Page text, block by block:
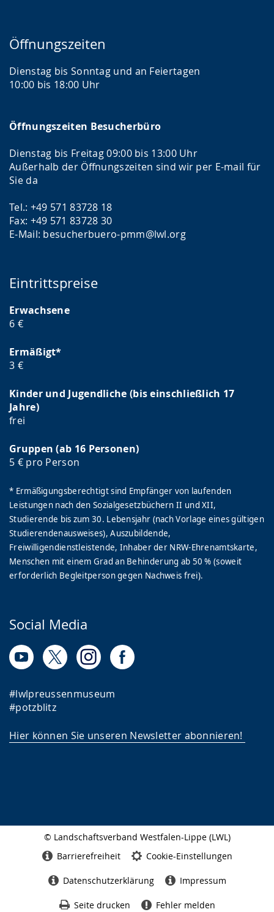
Öffnungszeiten
Dienstag bis Sonntag und an Feiertagen
10:00 bis 18:00 Uhr
Öffnungszeiten Besucherbüro
Dienstag bis Freitag 09:00 bis 13:00 Uhr
Außerhalb der Öffnungszeiten sind wir per E-mail für
Sie da
Tel.: +49 571 83728 18
Fax: +49 571 83728 30
E-Mail: besucherbuero-pmm@lwl.org
Eintrittspreise
Erwachsene
6 €
Ermäßigt*
3 €
Kinder und Jugendliche (bis einschließlich 17
Jahre)
frei
Gruppen (ab 16 Personen)
5 € pro Person
* Ermäßigungsberechtigt sind Empfänger von laufenden
Leistungen nach den Sozialgesetzbüchern II und XII,
Studierende bis zum 30. Lebensjahr (nach Vorlage eines gültigen
Studierendenausweises), Auszubildende,
Freiwilligendienstleistende, Inhaber der NRW-Ehrenamtskarte,
Menschen mit einem Grad an Behinderung ab 50 % (soweit
erforderlich Begleitperson gegen Nachweis frei).
Social Media
#lwlpreussenmuseum
#potzblitz
Hier können Sie unseren Newsletter abonnieren!
© Landschaftsverband Westfalen-Lippe (LWL)
Barrierefreiheit Cookie-Einstellungen
Datenschutzerklärung Impressum
Seite drucken Fehler melden